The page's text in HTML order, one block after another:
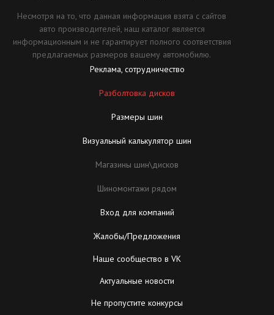
Несмотря на то, что данная информация взята с сайтов
авто производителей, наш каталог является
информационным и не гарантирует полного соответствия
предлагаемых размеров вашему автомобилю.
Реклама, сотрудничество
Разболтовка дисков
Размеры шин
Визуальный калькулятор шин
Магазины шин\дисков
Шиномонтажи рядом
Вход для компаний
Жалобы/Предложения
Наше сообщество в VK
Актуальные новости
Не пропустите конкурсы